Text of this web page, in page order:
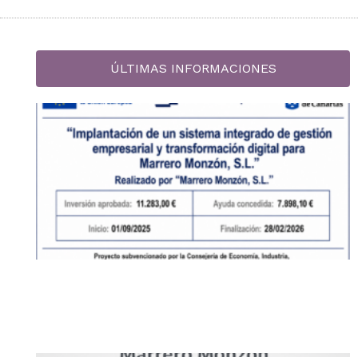
ÚLTIMAS INFORMACIONES